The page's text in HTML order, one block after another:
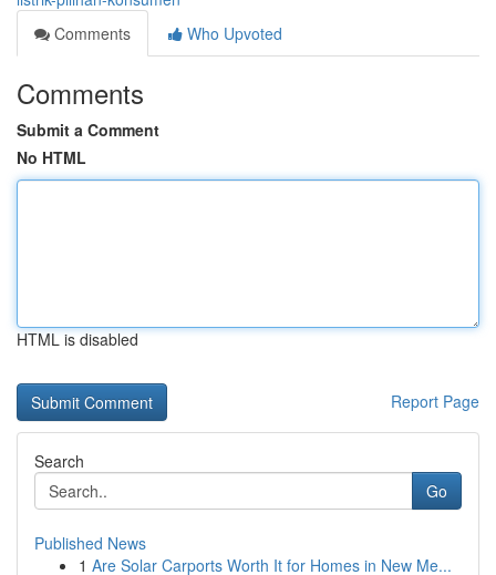
Comments
Who Upvoted
Comments
Submit a Comment
No HTML
HTML is disabled
Report Page
Search
Go
Published News
1 Are Solar Carports Worth It for Homes in New Me...